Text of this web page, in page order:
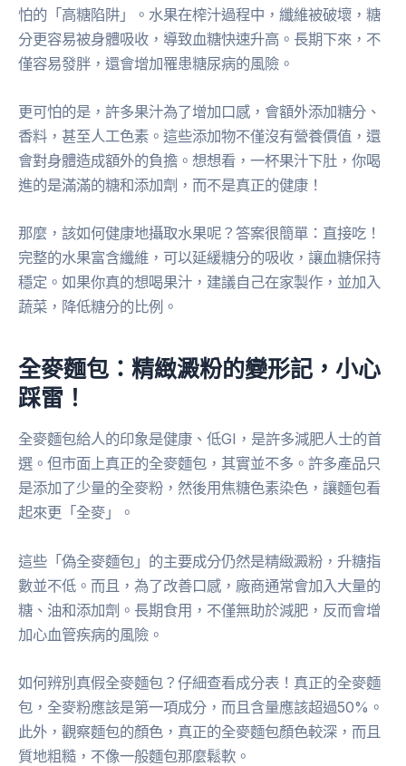
怕的「高糖陷阱」。水果在榨汁過程中，纖維被破壞，糖
分更容易被身體吸收，導致血糖快速升高。長期下來，不
僅容易發胖，還會增加罹患糖尿病的風險。
更可怕的是，許多果汁為了增加口感，會額外添加糖分、
香料，甚至人工色素。這些添加物不僅沒有營養價值，還
會對身體造成額外的負擔。想想看，一杯果汁下肚，你喝
進的是滿滿的糖和添加劑，而不是真正的健康！
那麼，該如何健康地攝取水果呢？答案很簡單：直接吃！
完整的水果富含纖維，可以延緩糖分的吸收，讓血糖保持
穩定。如果你真的想喝果汁，建議自己在家製作，並加入
蔬菜，降低糖分的比例。
全麥麵包：精緻澱粉的變形記，小心
踩雷！
全麥麵包給人的印象是健康、低GI，是許多減肥人士的首
選。但市面上真正的全麥麵包，其實並不多。許多產品只
是添加了少量的全麥粉，然後用焦糖色素染色，讓麵包看
起來更「全麥」。
這些「偽全麥麵包」的主要成分仍然是精緻澱粉，升糖指
數並不低。而且，為了改善口感，廠商通常會加入大量的
糖、油和添加劑。長期食用，不僅無助於減肥，反而會增
加心血管疾病的風險。
如何辨別真假全麥麵包？仔細查看成分表！真正的全麥麵
包，全麥粉應該是第一項成分，而且含量應該超過50%。
此外，觀察麵包的顏色，真正的全麥麵包顏色較深，而且
質地粗糙，不像一般麵包那麼鬆軟。